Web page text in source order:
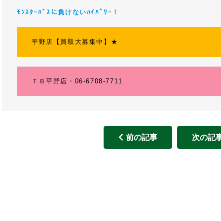
ﾓﾝｽﾀｰﾊﾞｽに負けないﾊｲﾊﾟﾜｰ！
平野店【買取大募集中】★
ＴＢ平野店・06-6708-7711
前の記事 次の記